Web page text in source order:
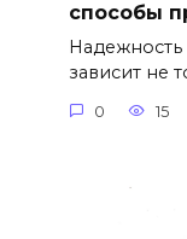
способы
зависит не
0 15